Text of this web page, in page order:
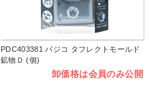
PDC403381 パジコ タフレクトモールド
鉱物Ｄ (個)
卸価格は会員のみ公開